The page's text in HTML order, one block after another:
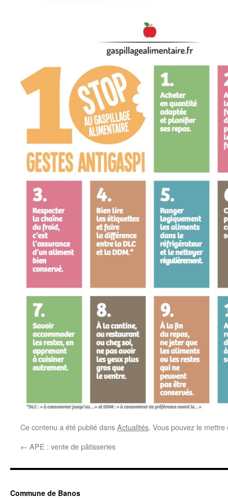
Ce contenu a été publié dansActualités. Vous pouvez le
← APE : vente de pâtisseries
Commune de Banos